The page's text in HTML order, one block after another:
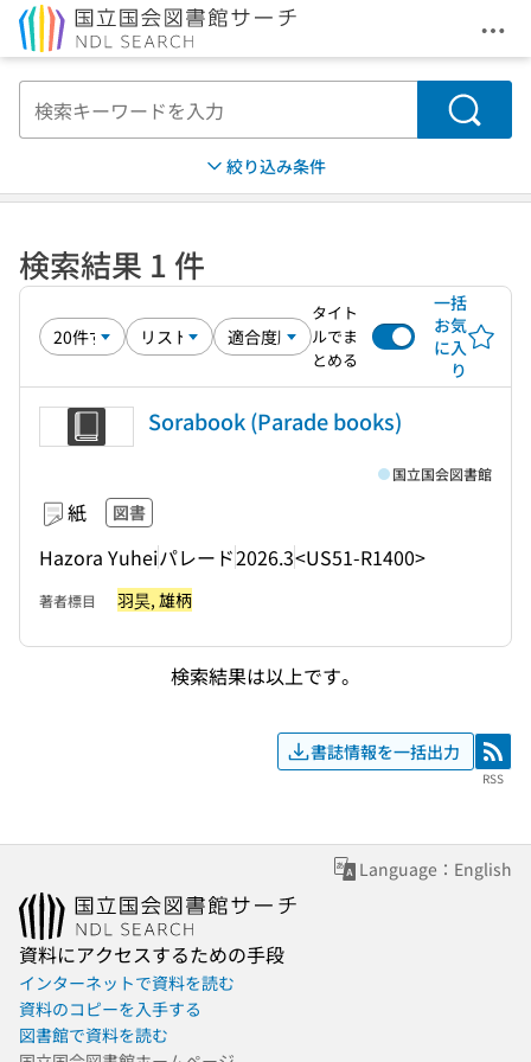
メ
検索
絞り込み条件
検索結果 1 件
タイト
ルでま
とめる
一括
お気
に入
り
Sorabook (Parade books)
紙 図書
Hazora Yuheiパレード2026.3<US51-R1400>
国立国会図書館
著者標目 羽昊, 雄柄
検索結果は以上です。
書誌情報を一括出力 RSS
RSS
Language：English
資料にアクセスするための手段
インターネットで資料を読む
資料のコピーを入手する
図書館で資料を読む